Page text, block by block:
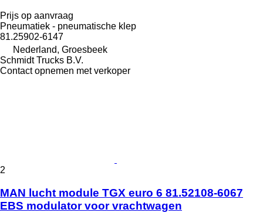
Prijs op aanvraag
Pneumatiek - pneumatische klep
81.25902-6147
Nederland, Groesbeek
Schmidt Trucks B.V.
Contact opnemen met verkoper
2
MAN lucht module TGX euro 6 81.52108-6067
EBS modulator voor vrachtwagen